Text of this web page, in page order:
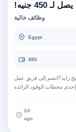
450 جنيه!
وظائف خالية
Egypt
450
إلى فريق عمل
2d
ago